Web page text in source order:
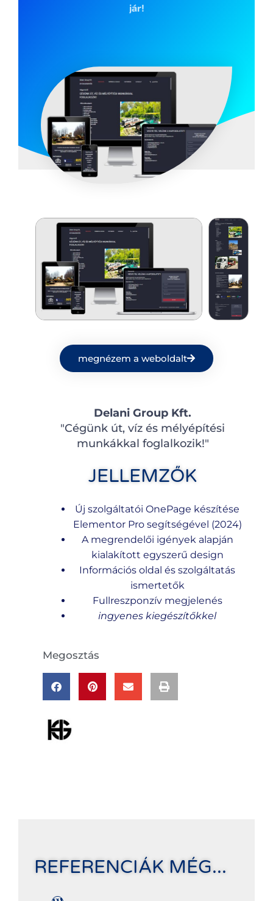
jár!
megnézem a weboldalt
Delani Group Kft.
"Cégünk út, víz és mélyépítési
munkákkal foglalkozik!"
JELLEMZŐK
Új szolgáltatói OnePage készítése
Elementor Pro segítségével (2024)
A megrendelői igények alapján
kialakított egyszerű design
Információs oldal és szolgáltatás
ismertetők
Fullreszponzív megjelenés
ingyenes kiegészítőkkel
Megosztás
REFERENCIÁK MÉG...